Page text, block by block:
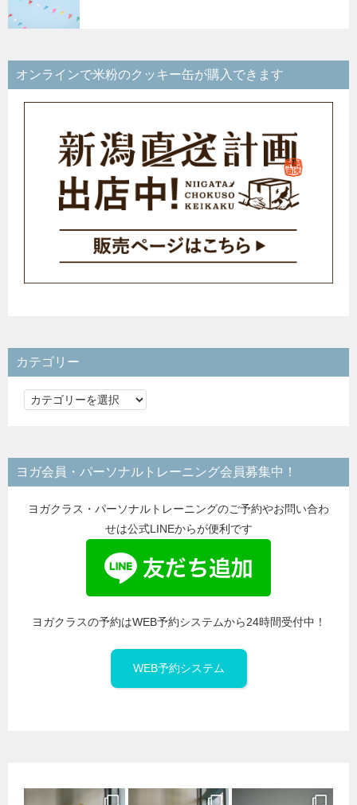
オンラインで米粉のクッキー缶が購入できます
カテゴリー
カ
リ
ー
ヨガ会員・パーソナルトレーニング会員募集中！
ヨガクラス・パーソナルトレーニングのご予約やお問い合わ
せは公式LINEからが便利です
ヨガクラスの予約はWEB予約システムから24時間受付中！
WEB予約システム